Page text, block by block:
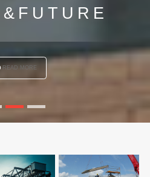
& F U T U R E
READ MORE